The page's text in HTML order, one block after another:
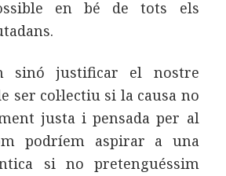
en bé de tots els
sinó justificar el nostre
ser col·lectiu si la causa no
justa i pensada per al
podríem aspirar a una
si no pretenguéssim